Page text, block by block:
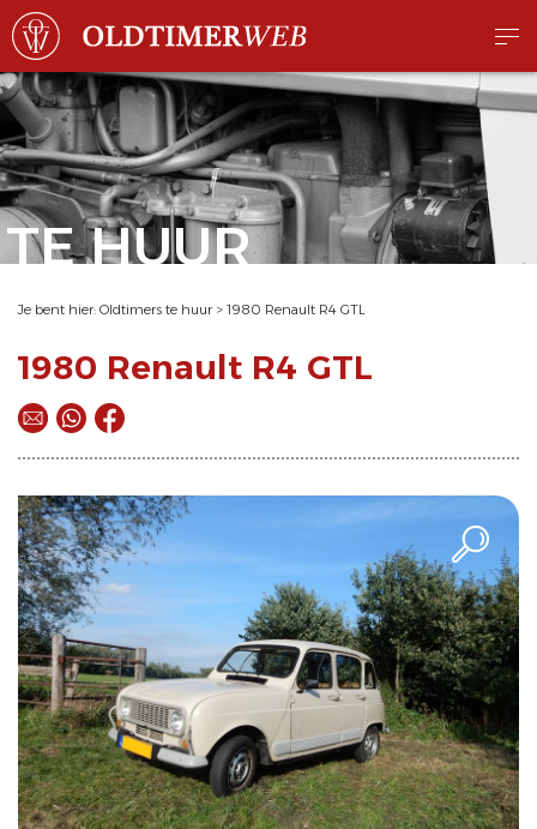
TE HUUR
Je bent hier: Oldtimers te huur > 1980 Renault R4 GTL
1980 Renault R4 GTL